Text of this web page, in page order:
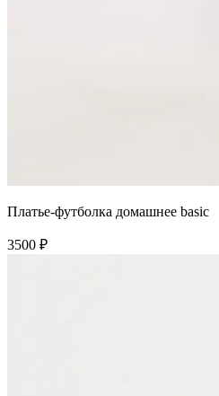
Платье-футболка домашнее basic
3500 ₽